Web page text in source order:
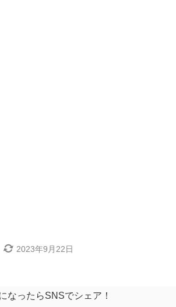
2023年9月22日
なったらSNSでシェア！